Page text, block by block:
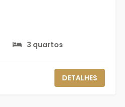
3 quartos
DETALHES